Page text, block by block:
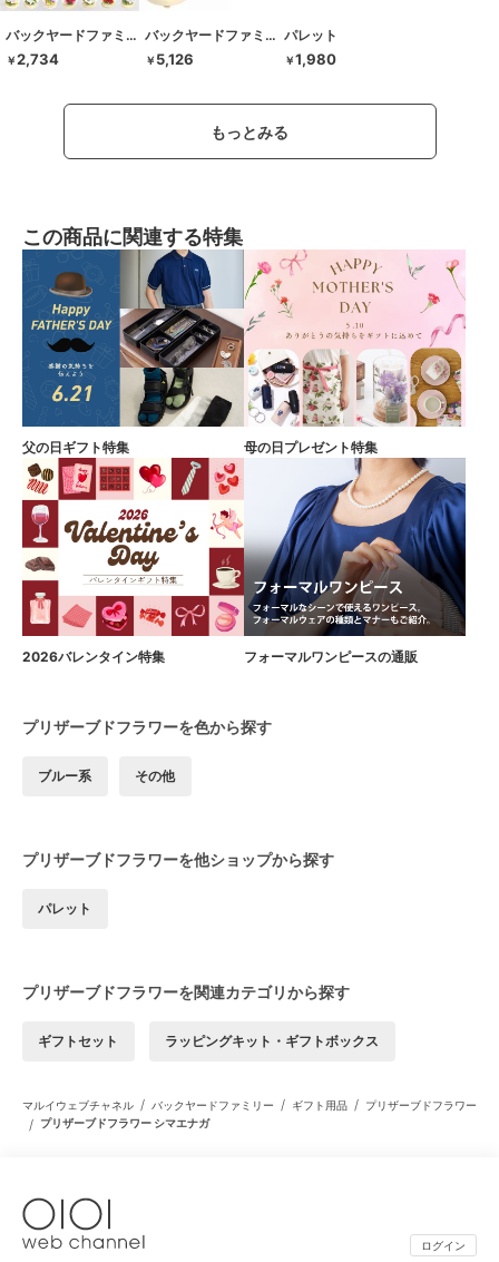
バックヤードファミリー
￥2,734
バックヤードファミリー
￥ 5,126
パレット
￥1,980
もっとみる
この商品に関連する特集
父の日ギフト特集 母の日プレゼント特集
2026バレンタイン特集 フォーマルワンピースの通販
プリザーブドフラワーを色から探す
ブルー系 その他
プリザーブドフラワーを他ショップから探す
パレット
プリザーブドフラワーを関連カテゴリから探す
ギフトセット ラッピングキット・ギフトボックス
マルイウェブチャネル / バックヤードファミリー / ギフト用品 / プリザーブドフラワー
/ プリザーブドフラワー シマエナガ
ログイン